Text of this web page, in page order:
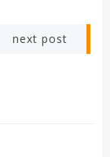
next post